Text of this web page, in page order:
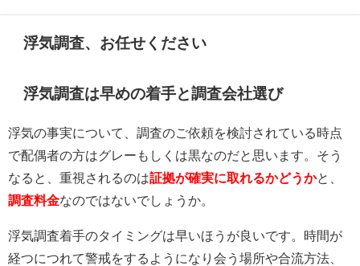
浮気調査、お任せください
浮気調査は早めの着手と調査会社選び
浮気の事実について、調査のご依頼を検討されている時点
で配偶者の方はグレーもしくは黒なのだと思います。そう
なると、重視されるのは証拠が確実に取れるかどうかと、
調査料金なのではないでしょうか。
浮気調査着手のタイミングは早いほうが良いです。時間が
経つにつれて警戒をするようになり会う場所や合流方法、